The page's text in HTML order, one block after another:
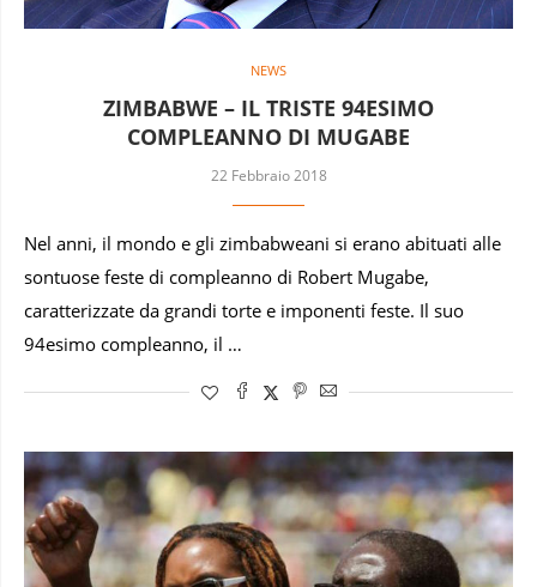
NEWS
ZIMBABWE – IL TRISTE 94ESIMO
COMPLEANNO DI MUGABE
22 Febbraio 2018
Nel anni, il mondo e gli zimbabweani si erano abituati alle
sontuose feste di compleanno di Robert Mugabe,
caratterizzate da grandi torte e imponenti feste. Il suo
94esimo compleanno, il …